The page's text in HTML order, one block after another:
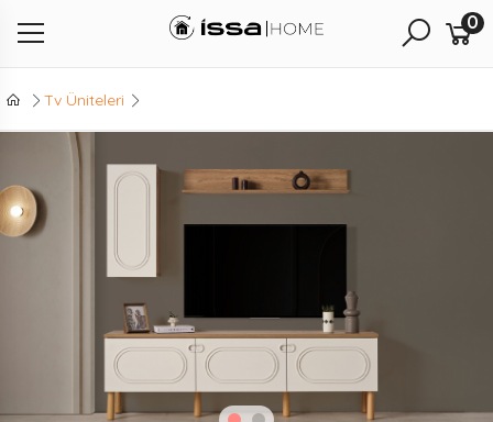
0
Tv Üniteleri